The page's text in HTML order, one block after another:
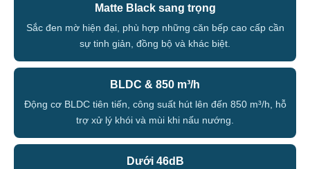
Matte Black sang trọng
Sắc đen mờ hiện đại, phù hợp những căn bếp cao cấp cần
sự tinh giản, đồng bộ và khác biệt.
BLDC & 850 m³/h
Động cơ BLDC tiên tiến, công suất hút lên đến 850 m³/h, hỗ
trợ xử lý khói và mùi khi nấu nướng.
Dưới 46dB